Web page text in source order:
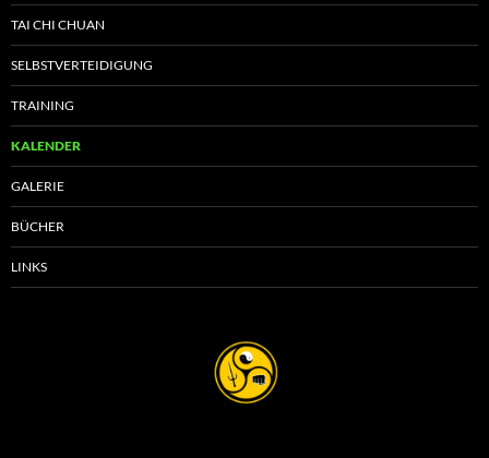
TAI CHI CHUAN
SELBSTVERTEIDIGUNG
TRAINING
KALENDER
GALERIE
BÜCHER
LINKS